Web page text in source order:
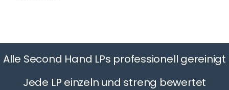
Alle Second Hand LPs professionell gereinigt
Jede LP einzeln und streng bewertet